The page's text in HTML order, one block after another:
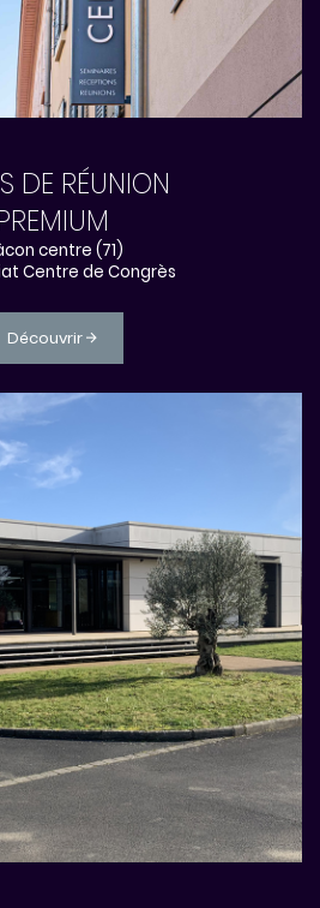
DE RÉUNION
centre (71)
Centre de Congrès
Découvrir